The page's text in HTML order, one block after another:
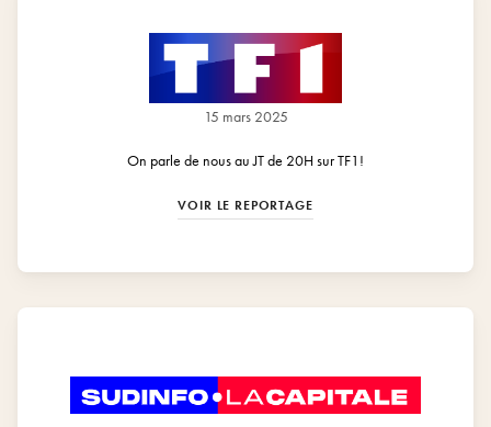
15 mars 2025
On parle de nous au JT de 20H sur TF1!
VOIR LE REPORTAGE